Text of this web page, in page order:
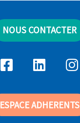
NOUS CONTACTER
ESPACE ADHERENTS